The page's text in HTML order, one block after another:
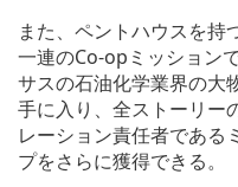
また、ペントハウスを持
一連のCo-opミッション
サスの石油化学業界の大
手に入り、全ストーリー
レーション責任者である
プをさらに獲得できる。